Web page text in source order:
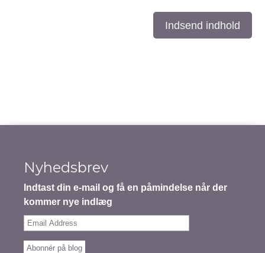
Indsend indhold
Nyhedsbrev
Indtast din e-mail og få en påmindelse når der
kommer nye indlæg
Email
Abonnér på blog